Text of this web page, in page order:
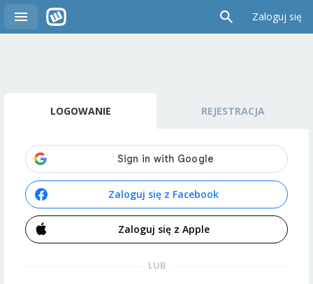
Zaloguj się
LOGOWANIE REJESTRACJA
Zaloguj się z Facebook
Zaloguj się z Apple
LUB